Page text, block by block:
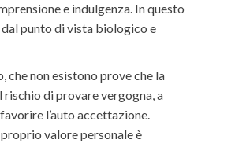
e indulgenza. In questo
punto di vista biologico e
non esistono prove che la
di provare vergogna, a
l’auto accettazione.
valore personale è